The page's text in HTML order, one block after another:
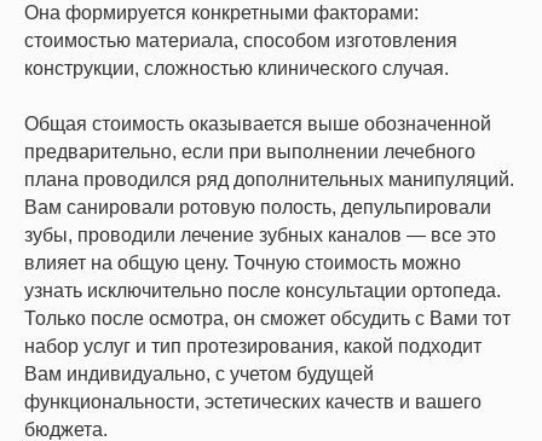
Она формируется конкретными факторами:
стоимостью материала, способом изготовления
конструкции, сложностью клинического случая.
Общая стоимость оказывается выше обозначенной
предварительно, если при выполнении лечебного
плана проводился ряд дополнительных манипуляций.
Вам санировали ротовую полость, депульпировали
зубы, проводили лечение зубных каналов — все это
влияет на общую цену. Точную стоимость можно
узнать исключительно после консультации ортопеда.
Только после осмотра, он сможет обсудить с Вами тот
набор услуг и тип протезирования, какой подходит
Вам индивидуально, с учетом будущей
функциональности, эстетических качеств и вашего
бюджета.